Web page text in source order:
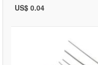
US$ 0.04